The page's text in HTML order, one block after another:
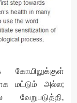
மட்டும் அல்ல;